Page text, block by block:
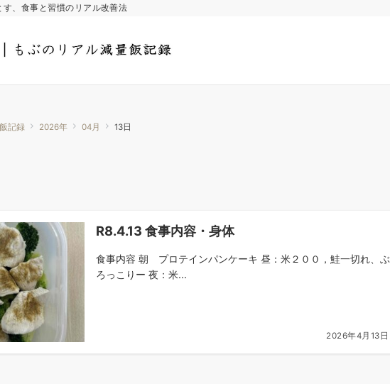
、食事と習慣のリアル改善法
記録 2026年 04月 13日
R8.4.13 食事内容・身体
食事内容 朝 プロテインパンケーキ 昼：米２００，鮭一切れ、ぶ
ろっこりー 夜：米...
2026年4月13日